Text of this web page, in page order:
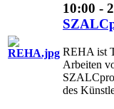
10:00 -
REHA ist
Arbeiten
des